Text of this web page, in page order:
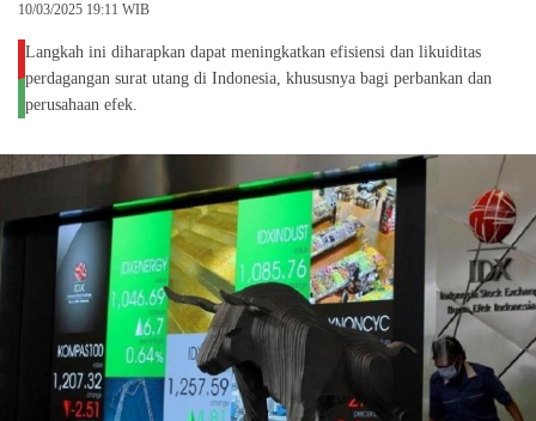
10/03/2025 19:11 WIB
Langkah ini diharapkan dapat meningkatkan efisiensi dan likuiditas
perdagangan surat utang di Indonesia, khususnya bagi perbankan dan
perusahaan efek.